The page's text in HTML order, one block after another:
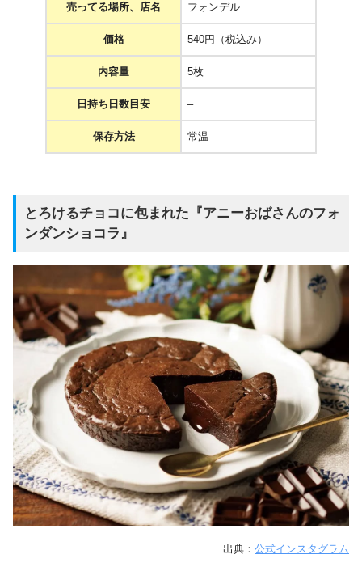
売ってる場所、店名 フォンデル
価格 540円（税込み）
内容量 5枚
日持ち日数目安 –
保存方法 常温
とろけるチョコに包まれた『アニーおばさんのフォ
ンダンショコラ』
出典： 公式インスタグラム